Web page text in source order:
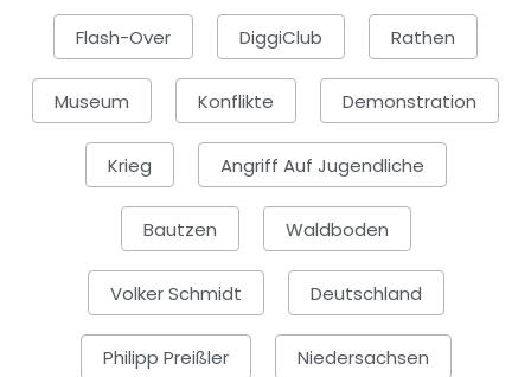
Flash-Over DiggiClub Rathen
Museum Konflikte Demonstration
Krieg Angriff Auf Jugendliche
Bautzen Waldboden
Volker Schmidt Deutschland
Philipp Preißler Niedersachsen